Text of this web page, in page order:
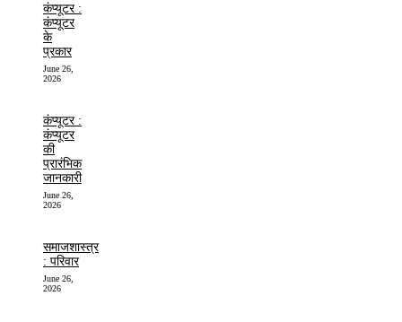
कंप्यूटर :
कंप्यूटर
के
प्रकार
June 26,
2026
कंप्यूटर :
कंप्यूटर
की
प्रारंभिक
जानकारी
June 26,
2026
समाजशास्त्र
: परिवार
June 26,
2026